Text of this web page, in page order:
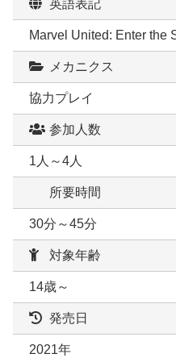
英語表記
Marvel United: Enter the
メカニクス
協力プレイ
参加人数
1人～4人
所要時間
30分～45分
対象年齢
14歳～
発売日
2021年